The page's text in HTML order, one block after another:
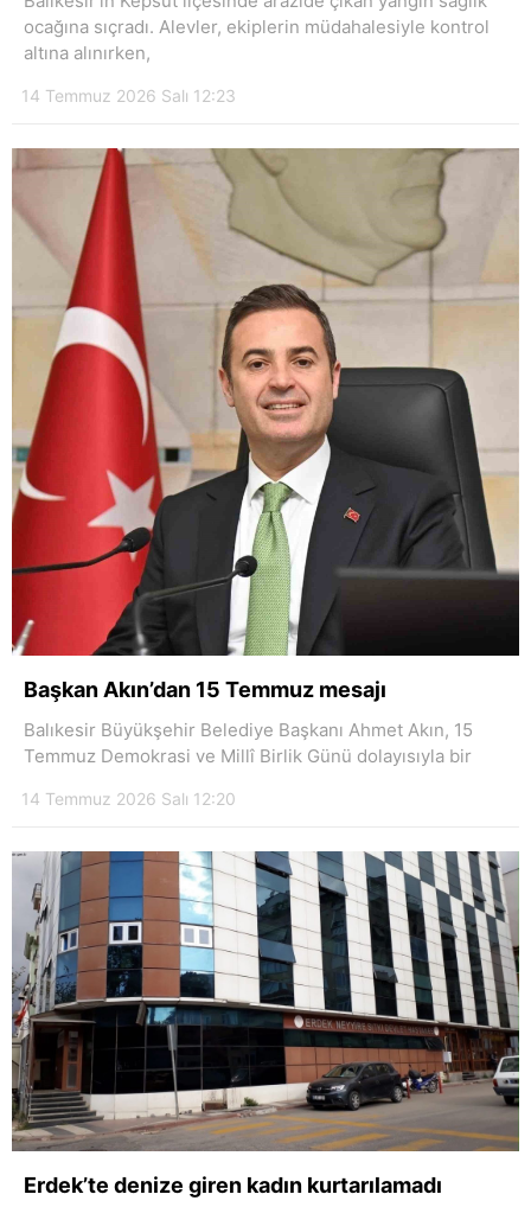
ocağına sıçradı. Alevler, ekiplerin müdahalesiyle kontrol
altına alınırken,
14 Temmuz 2026 Salı 12:23
Başkan Akın’dan 15 Temmuz mesajı
Balıkesir Büyükşehir Belediye Başkanı Ahmet Akın, 15
Temmuz Demokrasi ve Millî Birlik Günü dolayısıyla bir
14 Temmuz 2026 Salı 12:20
Erdek’te denize giren kadın kurtarılamadı